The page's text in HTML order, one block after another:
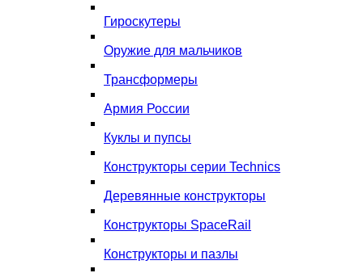
Гироскутеры
Оружие для мальчиков
Трансформеры
Армия России
Куклы и пупсы
Конструкторы серии Technics
Деревянные конструкторы
Конструкторы SpaceRail
Конструкторы и пазлы